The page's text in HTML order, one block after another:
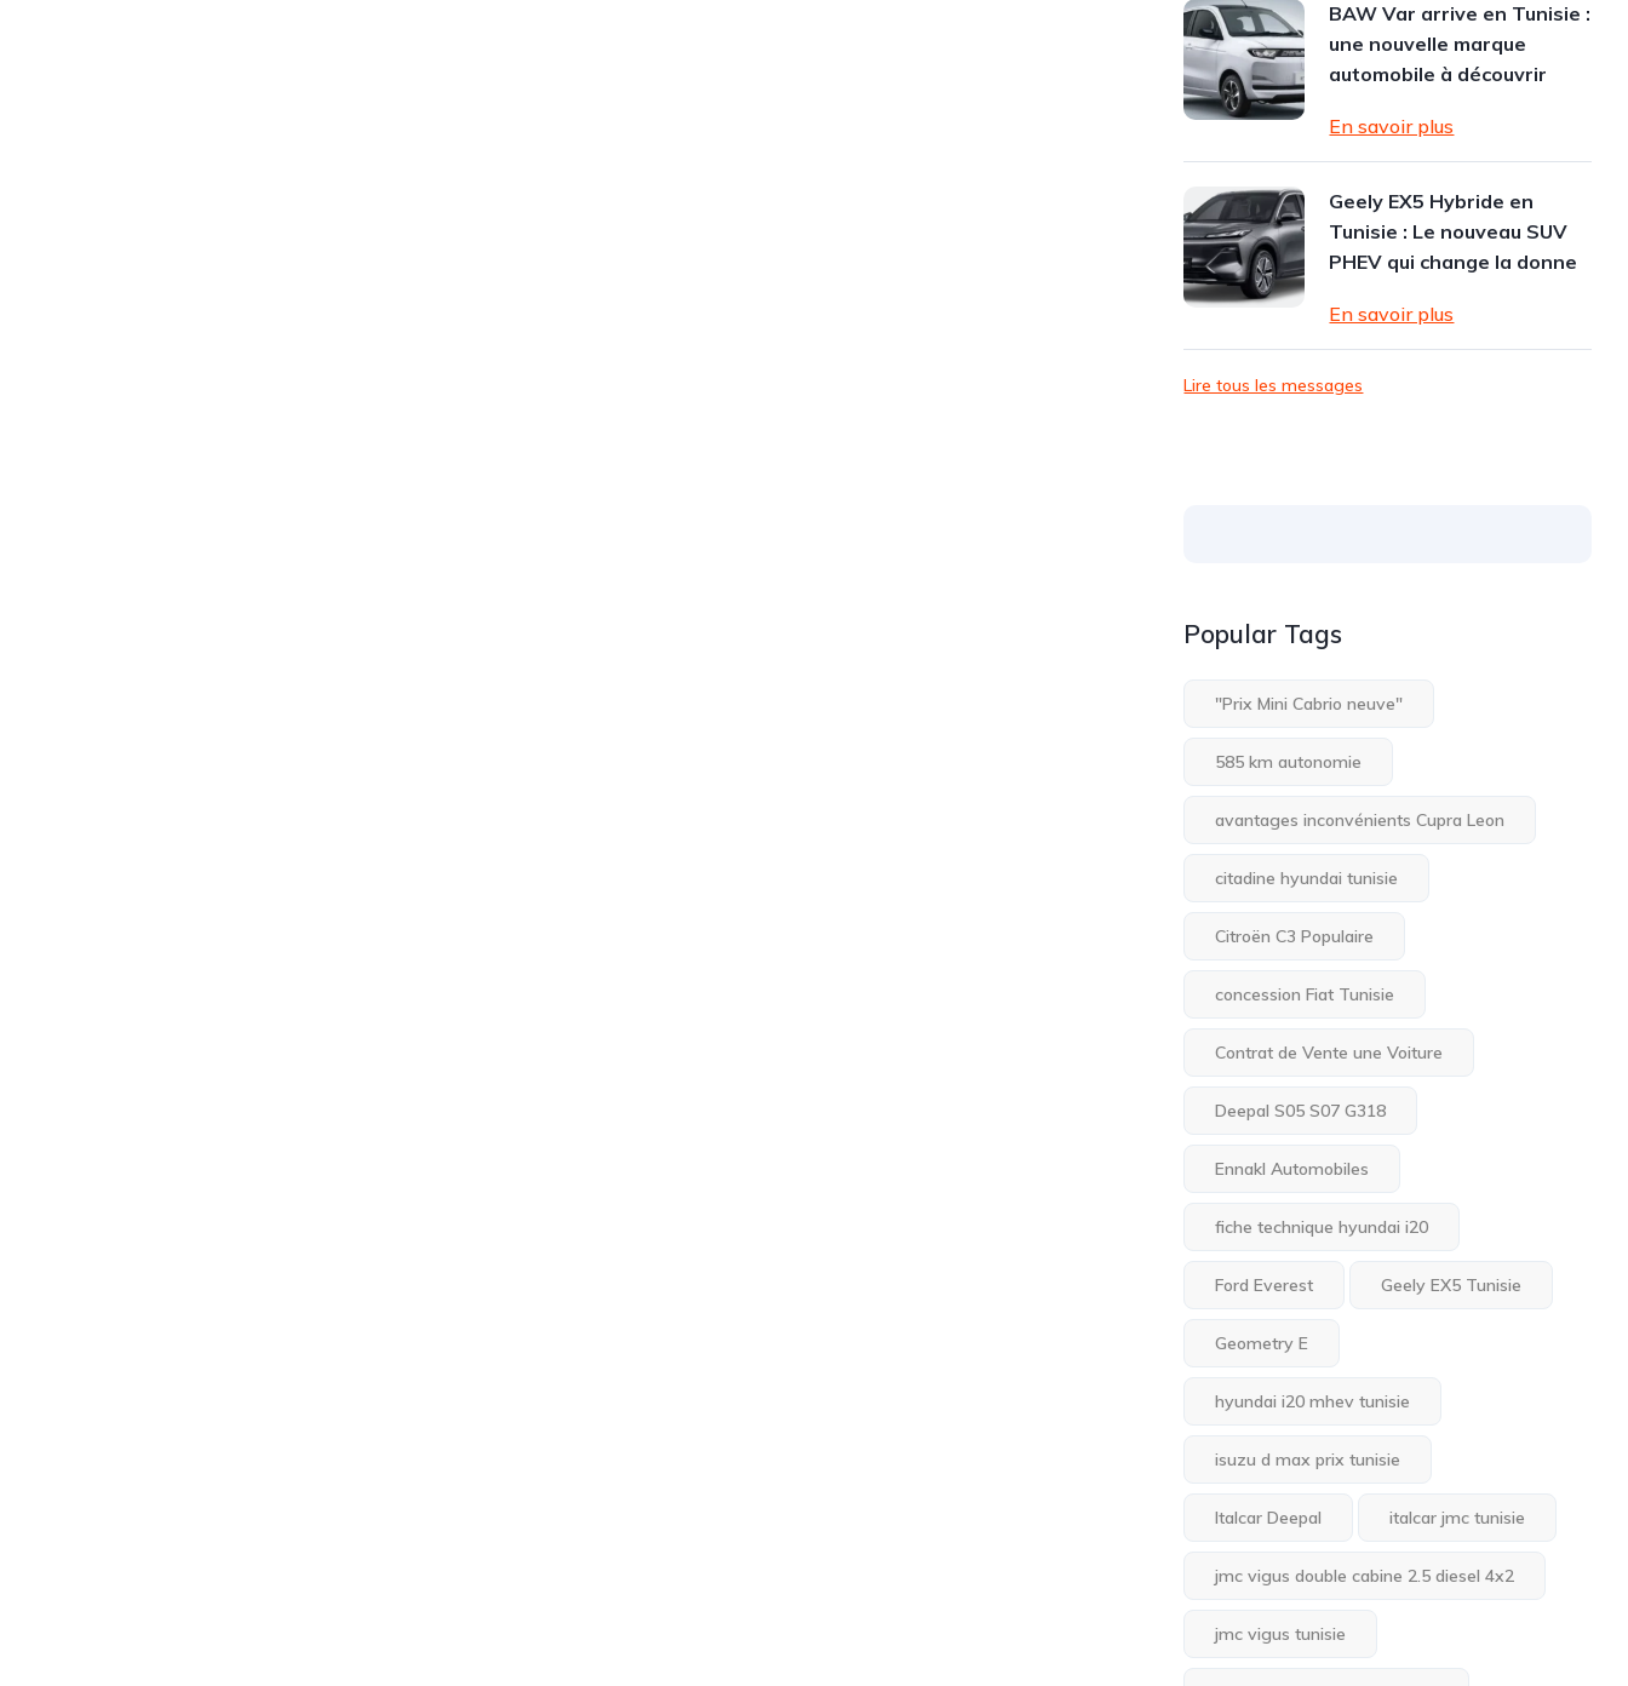
BAW Var arrive en Tunisie :
une nouvelle marque
automobile à découvrir
En savoir plus
Geely EX5 Hybride en
Tunisie : Le nouveau SUV
PHEV qui change la donne
En savoir plus
Lire tous les messages
Popular Tags
"Prix Mini Cabrio neuve"
585 km autonomie
avantages inconvénients Cupra Leon
citadine hyundai tunisie
Citroën C3 Populaire
concession Fiat Tunisie
Contrat de Vente une Voiture
Deepal S05 S07 G318
Ennakl Automobiles
fiche technique hyundai i20
Ford Everest Geely EX5 Tunisie
Geometry E
hyundai i20 mhev tunisie
isuzu d max prix tunisie
Italcar Deepal italcar jmc tunisie
jmc vigus double cabine 2.5 diesel 4x2
jmc vigus tunisie